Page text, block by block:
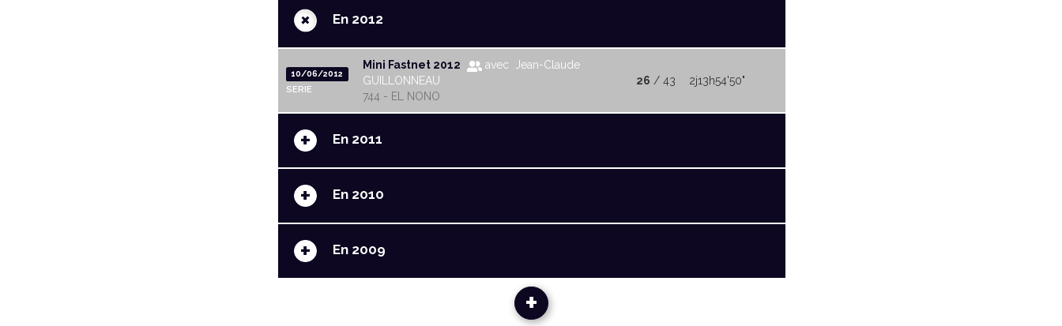
+ En 2012
10/06/2012
SERIE
Mini Fastnet 2012
avec Jean-Claude
GUILLONNEAU
744 - EL NONO
26 / 43 2j13h54'50"
+ En 2011
+ En 2010
+ En 2009
+